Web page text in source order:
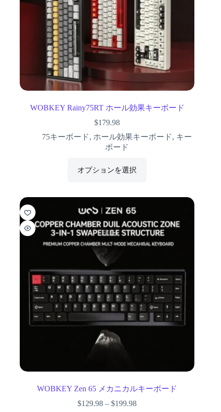
WOBKEY Rainy75RT ホール効果キーボード
$179.98
75キーボード, ホール効果キーボード, キー
ボード
オプションを選択
WOBKEY Zen 65 メカニカルキーボード
$129.98 –$199.98